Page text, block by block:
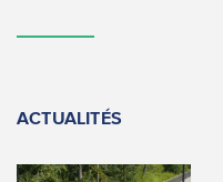
ACTUALITÉS